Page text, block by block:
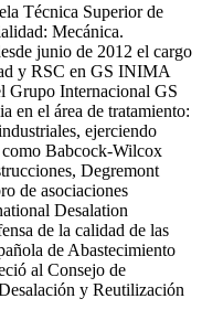
Técnica Superior de
Mecánica.
junio de 2012 el cargo
y RSC en GS INIMA
Grupo Internacional GS
en el área de tratamiento:
ejerciendo
como Babcock-Wilcox
Degremont
de asociaciones
Desalation
de la calidad de las
de Abastecimiento
al Consejo de
y Reutilización